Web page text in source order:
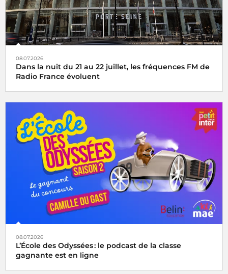
08.07.2026
Dans la nuit du 21 au 22 juillet, les fréquences FM de
Radio France évoluent
08.07.2026
L’École des Odyssées : le podcast de la classe
gagnante est en ligne